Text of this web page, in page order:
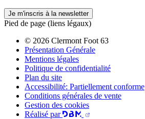
Je m'inscris à la newsletter
Pied de page (liens légaux)
© 2026 Clermont Foot 63
Présentation Générale
Mentions légales
Politique de confidentialité
Plan du site
Accessibilité: Partiellement conforme
Conditions générales de vente
Gestion des cookies
Réalisé par